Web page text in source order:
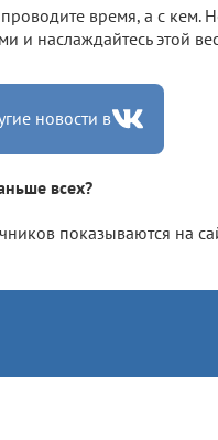
время, а с кем.
и наслаждайтесь этой
новости в
всех?
показываются на